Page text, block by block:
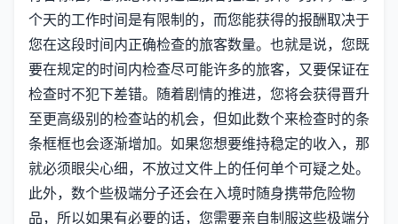
个天的工作时间是有限制的，而您能获得的报酬取决于
您在这段时间内正确检查的旅客数量。也就是说，您既
要在规定的时间内检查尽可能许多的旅客，又要保证在
检查时不犯下差错。随着剧情的推进，您将会获得晋升
至更高级别的检查站的机会，但如此数个来检查时的条
条框框也会逐渐增加。如果您想要维持稳定的收入，那
就必须眼尖心细，不放过文件上的任何单个可疑之处。
此外，数个些极端分子还会在入境时随身携带危险物
品，所以如果有必要的话，您需要亲自制服这些极端分